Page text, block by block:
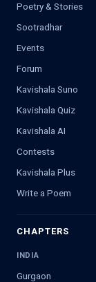
Poetry & Stories
Sootradhar
Events
Forum
Kavishala Suno
Kavishala Quiz
Kavishala AI
Contests
Kavishala Plus
Write a Poem
CHAPTERS
INDIA
Gurgaon